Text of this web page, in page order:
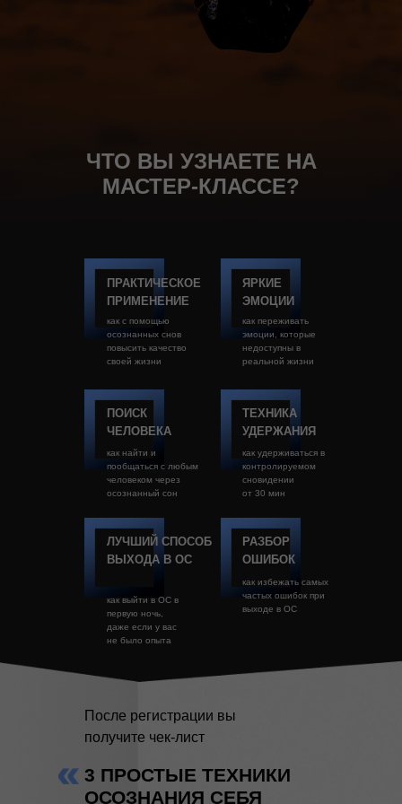
ЧТО ВЫ УЗНАЕТЕ НА
МАСТЕР-КЛАССЕ?
ПРАКТИЧЕСКОЕ
ПРИМЕНЕНИЕ
как с помощью
осознанных снов
повысить качество
своей жизни
ЯРКИЕ
ЭМОЦИИ
как переживать
эмоции, которые
недоступны в
реальной жизни
ПОИСК
ЧЕЛОВЕКА
как найти и
пообщаться с любым
человеком через
осознанный сон
ТЕХНИКА
УДЕРЖАНИЯ
как удерживаться в
контролируемом
сновидении
от 30 мин
ЛУЧШИЙ СПОСОБ
ВЫХОДА В ОС
как выйти в ОС в
первую ночь,
даже если у вас
не было опыта
РАЗБОР
ОШИБОК
как избежать самых
частых ошибок при
выходе в ОС
После регистрации вы
получите чек-лист
3 ПРОСТЫЕ ТЕХНИКИ
ОСОЗНАНИЯ СЕБЯ